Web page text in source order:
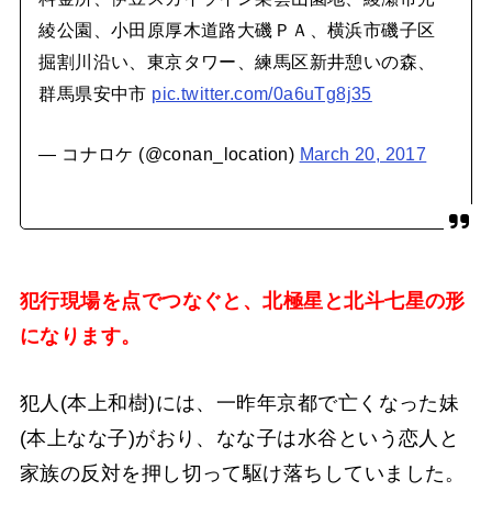
綾公園、小田原厚木道路大磯ＰＡ、横浜市磯子区
掘割川沿い、東京タワー、練馬区新井憩いの森、
群馬県安中市 pic.twitter.com/0a6uTg8j35
— コナロケ (@conan_location) March 20, 2017
犯行現場を点でつなぐと、北極星と北斗七星の形
になります。
犯人(本上和樹)には、一昨年京都で亡くなった妹
(本上なな子)がおり、なな子は水谷という恋人と
家族の反対を押し切って駆け落ちしていました。